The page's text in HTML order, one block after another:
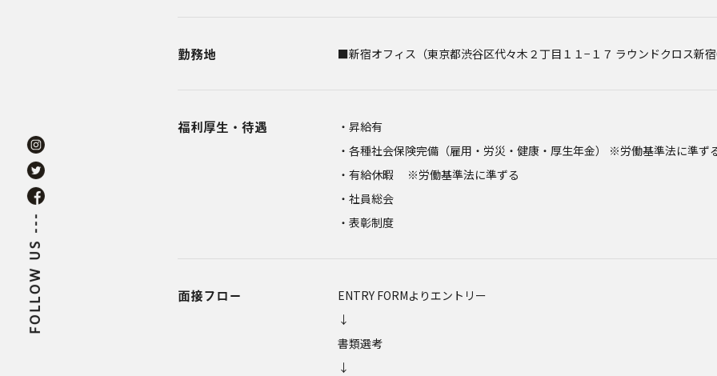
勤務地 ■新宿オフィス（東京都渋谷区代々木２丁目１１−１７ ラウンドクロス新宿
福利厚生・待遇
・昇給有
・各種社会保険完備（雇⽤・労災・健康・厚⽣年⾦） ※労働基準法に準ず
・有給休暇 ※労働基準法に準ずる
・社員総会
・表彰制度
面接フロー
ENTRY FORMよりエントリー
↓
書類選考
↓
FOLLOW US ---